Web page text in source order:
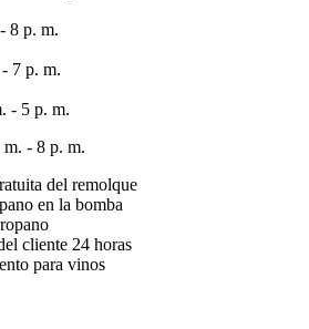
8 p. m.
7 p. m.
- 5 p. m.
- 8 p. m.
del remolque
en la bomba
cliente 24 horas
para vinos